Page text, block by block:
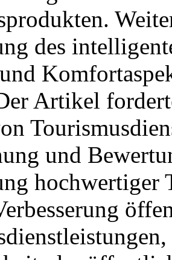
des
Artikel
und
hochwertiger